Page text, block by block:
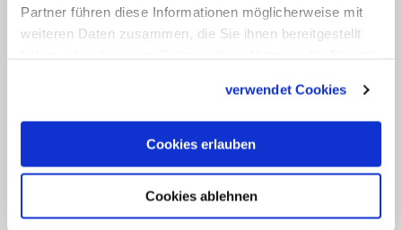
Partner führen diese Informationen möglicherweise mit
weiteren Daten zusammen, die Sie ihnen bereitgestellt
verwendet Cookies
Cookies erlauben
Cookies ablehnen
Bischof Sławomir Oder, der die
Entwürfe für rechtliche Grundlagen.
den Männer- und Frauenorden. Da
Beschlüsse der Konferenz nicht bindend
sind, bleibt der Beitritt einzelner Bistümer
und Ordensgemeinschaften freiwillig.